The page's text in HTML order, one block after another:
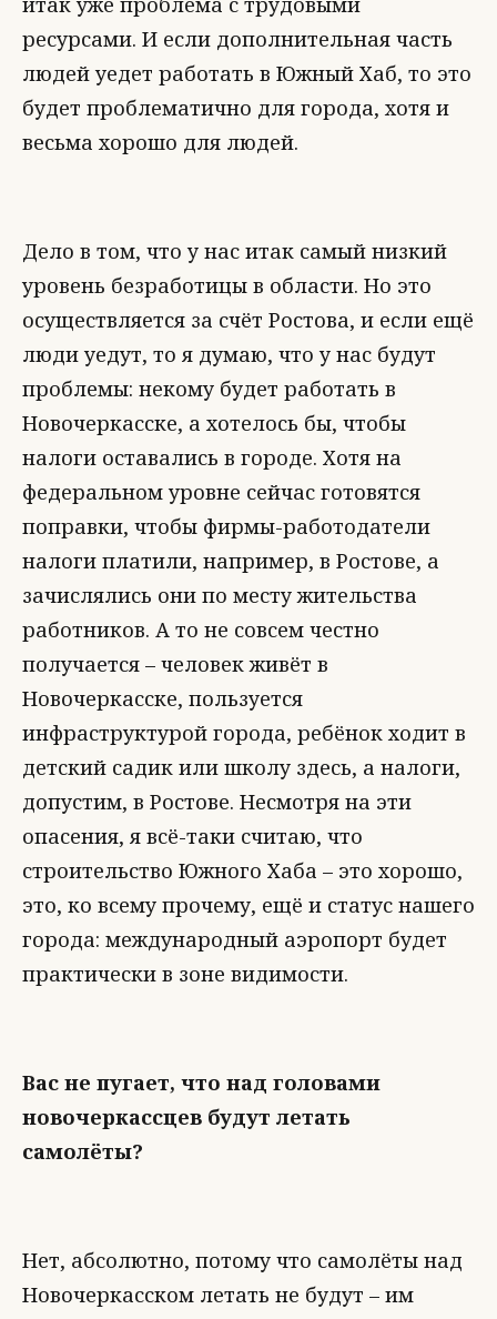
ресурсами. И если дополнительная часть
людей уедет работать в Южный Хаб, то это
будет проблематично для города, хотя и
весьма хорошо для людей.
Дело в том, что у нас итак самый низкий
уровень безработицы в области. Но это
осуществляется за счёт Ростова, и если ещё
люди уедут, то я думаю, что у нас будут
проблемы: некому будет работать в
Новочеркасске, а хотелось бы, чтобы
налоги оставались в городе. Хотя на
федеральном уровне сейчас готовятся
поправки, чтобы фирмы-работодатели
налоги платили, например, в Ростове, а
зачислялись они по месту жительства
работников. А то не совсем честно
получается – человек живёт в
Новочеркасске, пользуется
инфраструктурой города, ребёнок ходит в
детский садик или школу здесь, а налоги,
допустим, в Ростове. Несмотря на эти
опасения, я всё-таки считаю, что
строительство Южного Хаба – это хорошо,
это, ко всему прочему, ещё и статус нашего
города: международный аэропорт будет
практически в зоне видимости.
Вас не пугает, что над головами
новочеркассцев будут летать
самолёты?
Нет, абсолютно, потому что самолёты над
Новочеркасском летать не будут – им